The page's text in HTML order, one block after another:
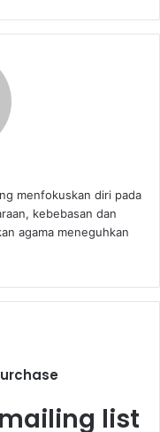
menfokuskan diri pada
kebebasan dan
agama meneguhkan
list